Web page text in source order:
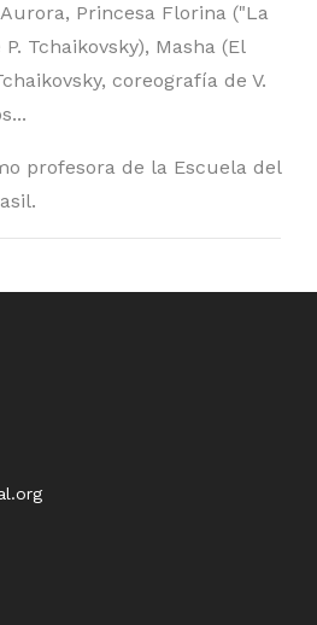
Princesa Florina ("La
Tchaikovsky), Masha (El
coreografía de V.
profesora de la Escuela del